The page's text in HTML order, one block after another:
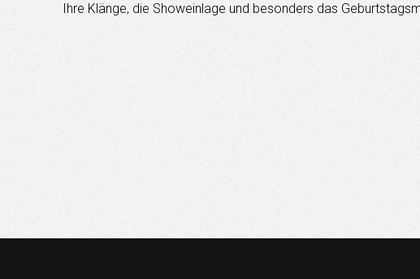
Ihre Klänge, die Showeinlage und besonders das